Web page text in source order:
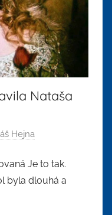
Nataša
Hejna
Je to tak.
byla dlouhá a